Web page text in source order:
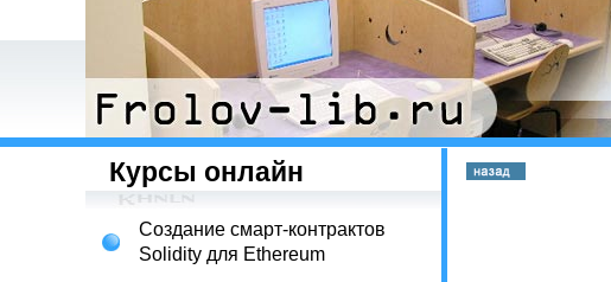
Курсы онлайн
Создание смарт-контрактов
Solidity для Ethereum